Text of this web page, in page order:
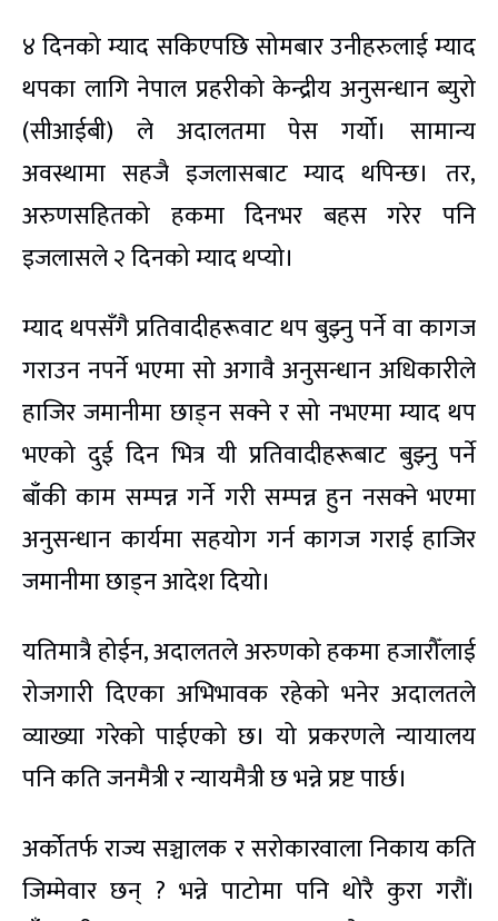
४ दिनको म्याद सकिएपछि सोमबार उनीहरुलाई म्याद
थपका लागि नेपाल प्रहरीको केन्द्रीय अनुसन्धान ब्युरो
(सीआईबी) ले अदालतमा पेस गर्यो। सामान्य
अवस्थामा सहजै इजलासबाट म्याद थपिन्छ। तर,
अरुणसहितको हकमा दिनभर बहस गरेर पनि
इजलासले २ दिनको म्याद थप्यो।
म्याद थपसँगै प्रतिवादीहरूवाट थप बुझ्नु पर्ने वा कागज
गराउन नपर्ने भएमा सो अगावै अनुसन्धान अधिकारीले
हाजिर जमानीमा छाड्न सक्ने र सो नभएमा म्याद थप
भएको दुई दिन भित्र यी प्रतिवादीहरूबाट बुझ्नु पर्ने
बाँकी काम सम्पन्न गर्ने गरी सम्पन्न हुन नसक्ने भएमा
अनुसन्धान कार्यमा सहयोग गर्न कागज गराई हाजिर
जमानीमा छाड्न आदेश दियो।
यतिमात्रै होईन, अदालतले अरुणको हकमा हजारौँलाई
रोजगारी दिएका अभिभावक रहेको भनेर अदालतले
व्याख्या गरेको पाईएको छ। यो प्रकरणले न्यायालय
पनि कति जनमैत्री र न्यायमैत्री छ भन्ने प्रष्ट पार्छ।
अर्कोतर्फ राज्य सञ्चालक र सरोकारवाला निकाय कति
जिम्मेवार छन् ? भन्ने पाटोमा पनि थोरै कुरा गरौं।